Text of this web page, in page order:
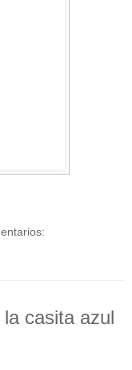
casita azul